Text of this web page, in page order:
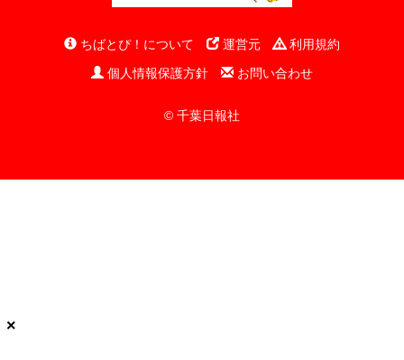
ちばとぴ！について 運営元
利用規約
個人情報保護方針
お問い合わせ
© 千葉日報社
×